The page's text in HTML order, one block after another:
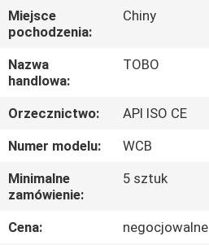
O
NAS
WYCIECZKA
PO
FABRYCE
KONTROLA
JAKOŚCI
Miejsce
pochodzenia:
Chiny
Nazwa
handlowa:
TOBO
Orzecznictwo:
API ISO CE
Numer modelu:
WCB
Minimalne
zamówienie:
5 sztuk
Cena:
negocjowalne